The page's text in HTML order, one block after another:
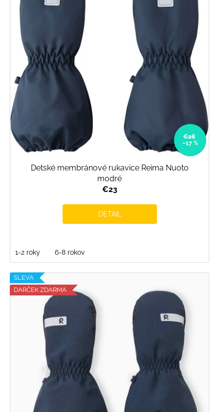
€28
–17 %
Detské membránové rukavice Reima Nuoto
modré
€23
DETAIL
1-2 roky 6-8 rokov
SLEVA
DARČEK ZDARMA